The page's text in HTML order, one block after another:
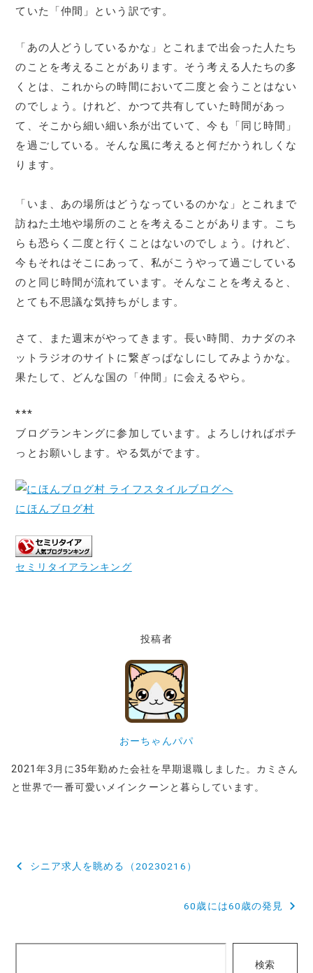
ていた「仲間」という訳です。
「あの人どうしているかな」とこれまで出会った人たち
のことを考えることがあります。そう考える人たちの多
くとは、これからの時間において二度と会うことはない
のでしょう。けれど、かつて共有していた時間があっ
て、そこから細い細い糸が出ていて、今も「同じ時間」
を過ごしている。そんな風に考えると何だかうれしくな
ります。
「いま、あの場所はどうなっているのかな」とこれまで
訪ねた土地や場所のことを考えることがあります。こち
らも恐らく二度と行くことはないのでしょう。けれど、
今もそれはそこにあって、私がこうやって過ごしている
のと同じ時間が流れています。そんなことを考えると、
とても不思議な気持ちがします。
さて、また週末がやってきます。長い時間、カナダのネ
ットラジオのサイトに繋ぎっぱなしにしてみようかな。
果たして、どんな国の「仲間」に会えるやら。
***
ブログランキングに参加しています。よろしければポチ
っとお願いします。やる気がでます。
にほんブログ村
セミリタイアランキング
投稿者
おーちゃんパパ
2021年3月に35年勤めた会社を早期退職しました。カミさん
と世界で一番可愛いメインクーンと暮らしています。
投
シニア求人を眺める（20230216）
60歳には60歳の発見
検索